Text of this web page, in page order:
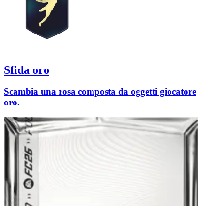
Sfida oro
Scambia una rosa composta da oggetti giocatore
oro.